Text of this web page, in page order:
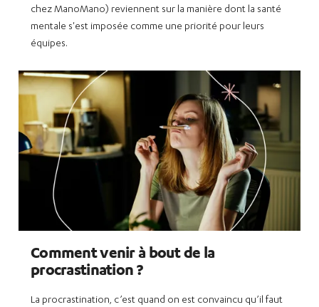
chez ManoMano) reviennent sur la manière dont la santé
mentale s'est imposée comme une priorité pour leurs
équipes.
Comment venir à bout de la
procrastination ?
La procrastination, c’est quand on est convaincu qu’il faut